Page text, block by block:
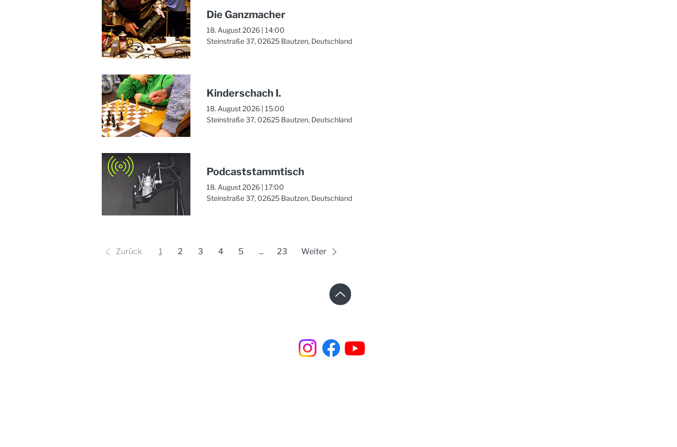
Die Ganzmacher
18. August 2026 14:00
Steinstraße 37, 02625 Bautzen, Deutschland
Kinderschach I.
18. August 2026 15:00
Steinstraße 37, 02625 Bautzen, Deutschland
Podcaststammtisch
18. August 2026 17:00
Steinstraße 37, 02625 Bautzen, Deutschland
Zurück 1 2 3 4 5 ... 23 Weiter